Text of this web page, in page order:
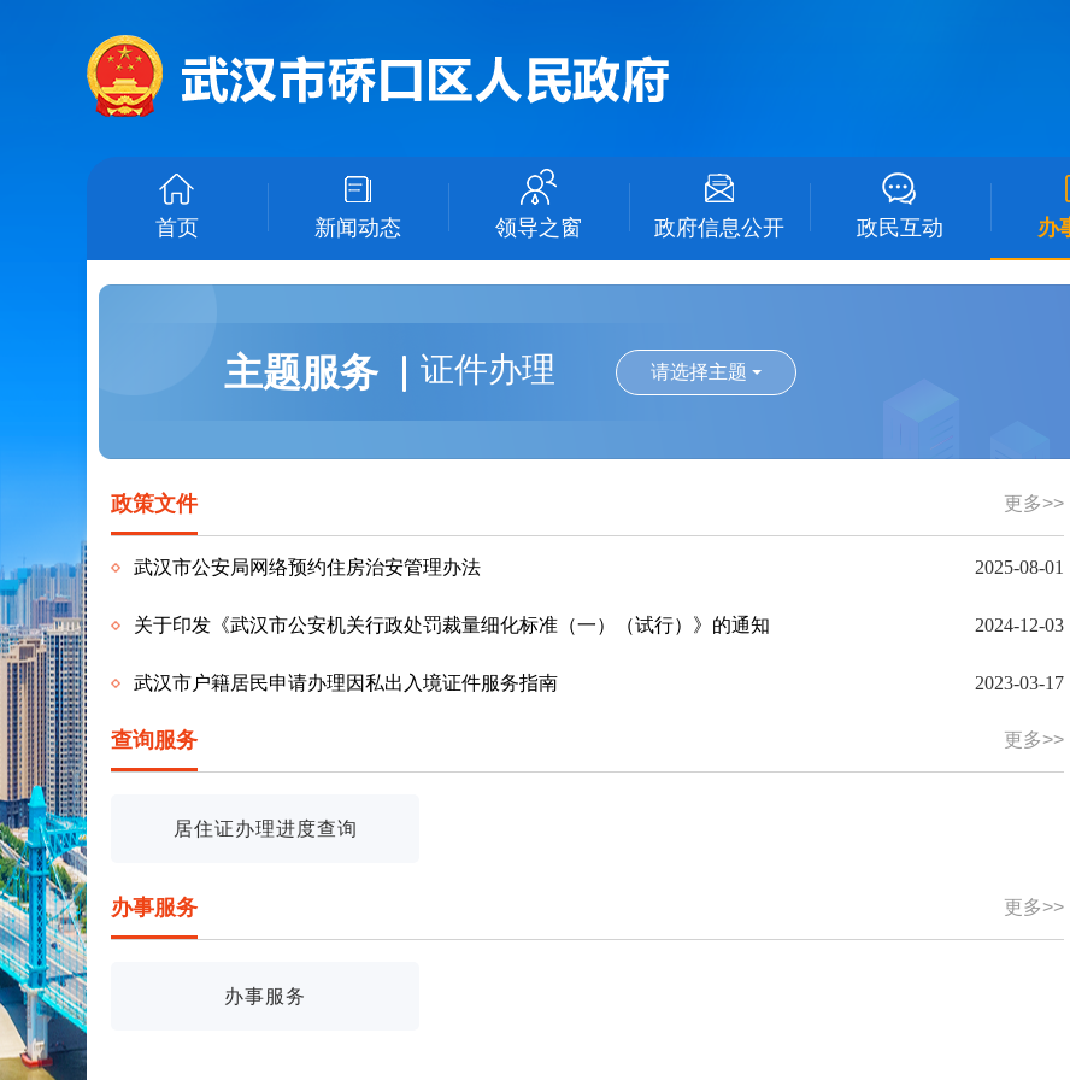
首页 新闻动态 领导之窗 政府信息公开 政民互动 办
主题服务 证件办理 请选择主题
政策文件 更多>>
武汉市公安局网络预约住房治安管理办法 2025-08-01
关于印发《武汉市公安机关行政处罚裁量细化标准（一）（试行）》的通知 2024-12-03
武汉市户籍居民申请办理因私出入境证件服务指南 2023-03-17
查询服务 更多>>
居住证办理进度查询
办事服务 更多>>
办事服务